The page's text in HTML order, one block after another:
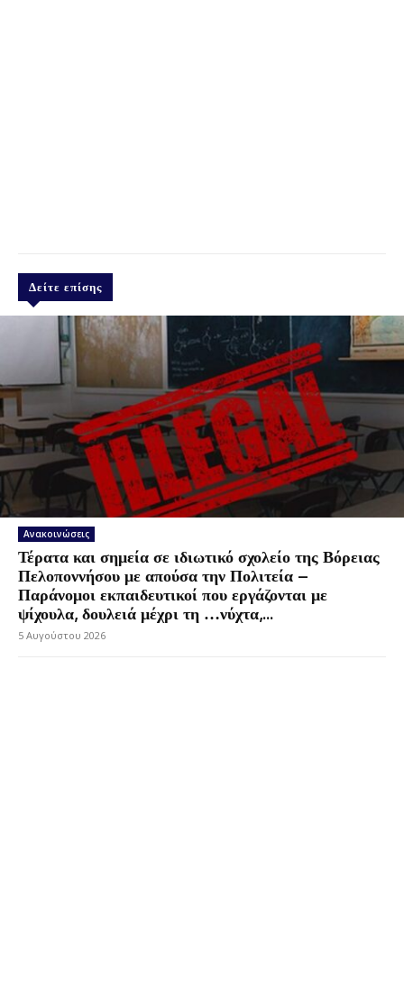
Δείτε επίσης
Ανακοινώσεις
Τέρατα και σημεία σε ιδιωτικό σχολείο της Βόρειας
Πελοποννήσου με απούσα την Πολιτεία –
Παράνομοι εκπαιδευτικοί που εργάζονται με
ψίχουλα, δουλειά μέχρι τη …νύχτα,...
5 Αυγούστου 2026